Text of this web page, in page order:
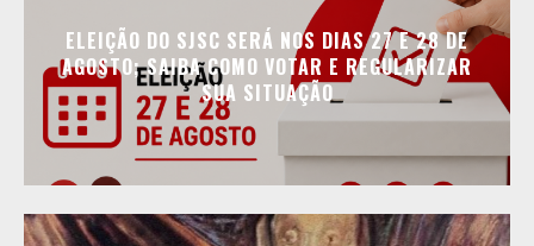
ELEIÇÃO DO SJSC SERÁ NOS DIAS 27 E 28 DE
AGOSTO; SAIBA COMO VOTAR E REGULARIZAR
SUA SITUAÇÃO